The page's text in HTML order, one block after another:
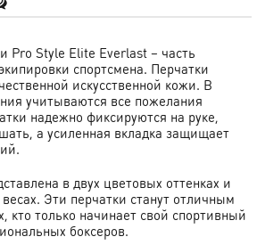
Pro Style Elite Everlast – часть
спортсмена. Перчатки
искусственной кожи. В
учитываются все пожелания
надежно фиксируются на руке,
а усиленная вкладка защищает
в двух цветовых оттенках и
Эти перчатки станут отличным
кто только начинает свой спортивный
боксеров.